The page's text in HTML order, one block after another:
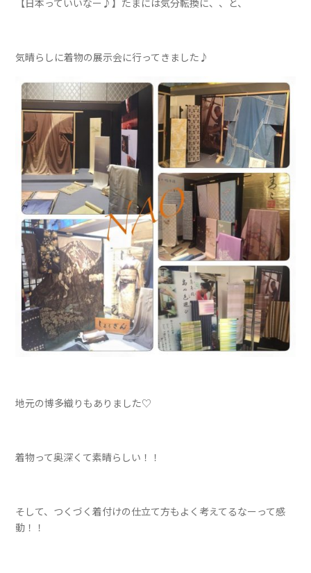
【日本っていいなー♪】たまには気分転換に、、と、
気晴らしに着物の展示会に行ってきました♪
地元の博多織りもありました♡
着物って奥深くて素晴らしい！！
そして、つくづく着付けの仕立て方もよく考えてるなーって感
動！！